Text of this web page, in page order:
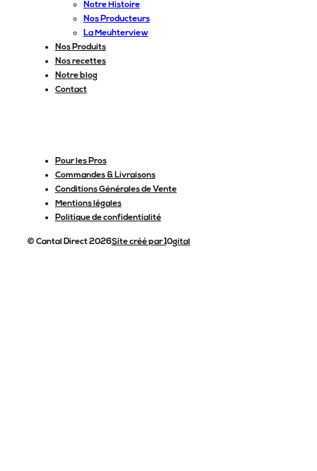
Notre Histoire
Nos Producteurs
La Meuhterview
Nos Produits
Nos recettes
Notre blog
Contact
Pour les Pros
Commandes & Livraisons
Conditions Générales de Vente
Mentions légales
Politique de confidentialité
© Cantal Direct 2026Site créé par 10gital